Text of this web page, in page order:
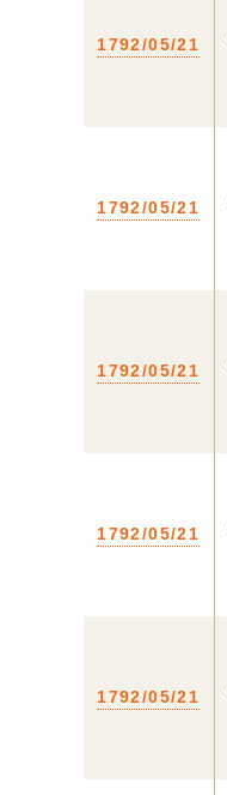
1792/05/21
1792/05/21
1792/05/21
1792/05/21
1792/05/21